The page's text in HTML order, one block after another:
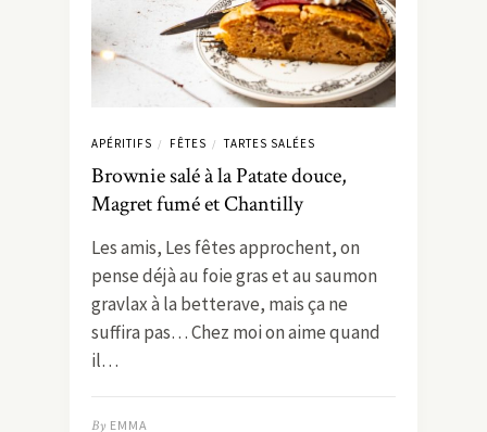
APÉRITIFS / FÊTES / TARTES SALÉES
Brownie salé à la Patate douce,
Magret fumé et Chantilly
Les amis, Les fêtes approchent, on
pense déjà au foie gras et au saumon
gravlax à la betterave, mais ça ne
suffira pas… Chez moi on aime quand
il…
By EMMA